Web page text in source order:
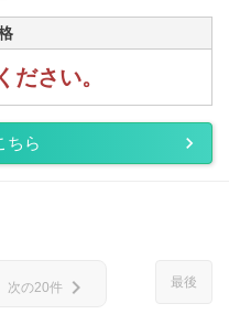
ださい。
ちら
最後
次の20件 chevron_right